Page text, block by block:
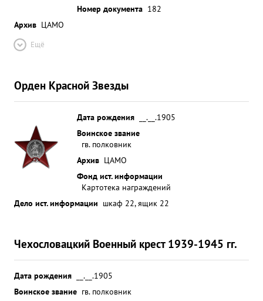
Номер документа 182
Архив ЦАМО
Ещё
Орден Красной Звезды
Дата рождения
__.__.1905
Воинское звание
гв. полковник
Архив ЦАМО
Фонд ист. информации
Картотека награждений
Дело ист. информации шкаф 22, ящик 22
Чехословацкий Военный крест 1939-1945 гг.
Дата рождения
__.__.1905
Воинское звание гв. полковник